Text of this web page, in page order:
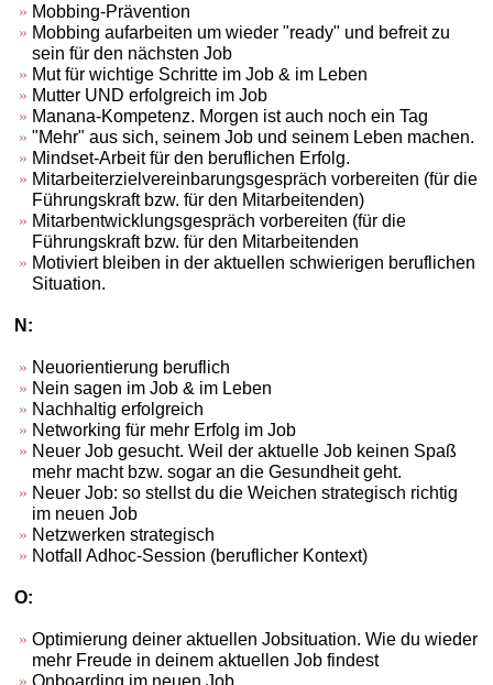
Mobbing-Prävention
Mobbing aufarbeiten um wieder "ready" und befreit zu
sein für den nächsten Job
Mut für wichtige Schritte im Job & im Leben
Mutter UND erfolgreich im Job
Manana-Kompetenz. Morgen ist auch noch ein Tag
"Mehr" aus sich, seinem Job und seinem Leben machen.
Mindset-Arbeit für den beruflichen Erfolg.
Mitarbeiterzielvereinbarungsgespräch vorbereiten (für die
Führungskraft bzw. für den Mitarbeitenden)
Mitarbentwicklungsgespräch vorbereiten (für die
Führungskraft bzw. für den Mitarbeitenden
Motiviert bleiben in der aktuellen schwierigen beruflichen
Situation.
N:
Neuorientierung beruflich
Nein sagen im Job & im Leben
Nachhaltig erfolgreich
Networking für mehr Erfolg im Job
Neuer Job gesucht. Weil der aktuelle Job keinen Spaß
mehr macht bzw. sogar an die Gesundheit geht.
Neuer Job: so stellst du die Weichen strategisch richtig
im neuen Job
Netzwerken strategisch
Notfall Adhoc-Session (beruflicher Kontext)
O:
Optimierung deiner aktuellen Jobsituation. Wie du wieder
mehr Freude in deinem aktuellen Job findest